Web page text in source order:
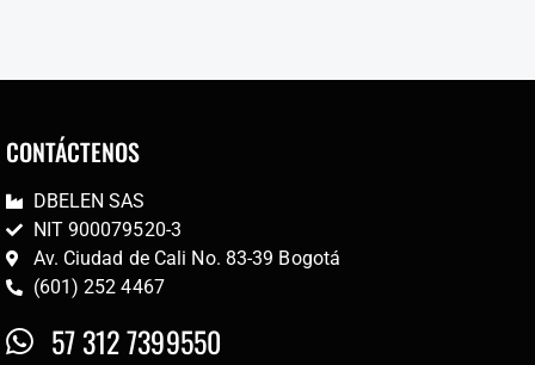
CONTÁCTENOS
DBELEN SAS
NIT 900079520-3
Av. Ciudad de Cali No. 83-39 Bogotá
(601) 252 4467
57 312 7399550